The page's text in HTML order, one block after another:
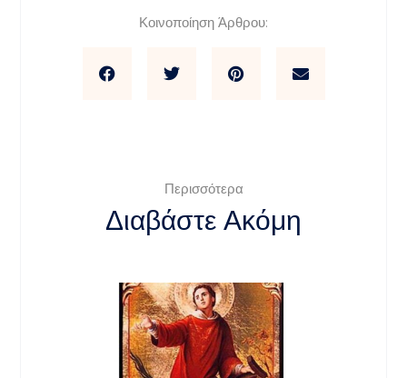
Κοινοποίηση Άρθρου:
Περισσότερα
Διαβάστε Ακόμη